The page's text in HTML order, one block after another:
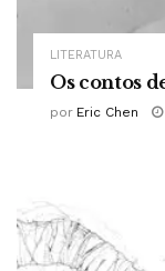
LITERATURA
Os contos
por Eric Chen